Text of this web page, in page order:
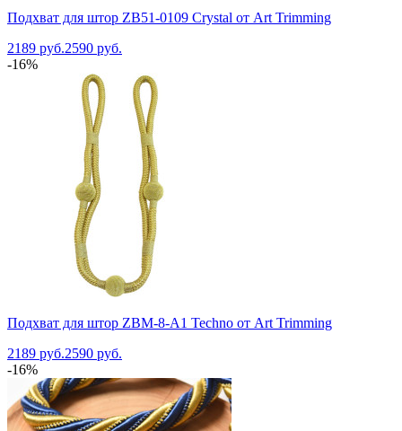
Подхват для штор ZB51-0109 Crystal от Art Trimming
2189 руб.2590 руб.
-16%
Подхват для штор ZBM-8-A1 Techno от Art Trimming
2189 руб.2590 руб.
-16%